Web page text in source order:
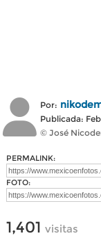
Por:
Publicada:
© José
PERMALINK:
FOTO:
1,401 visitas